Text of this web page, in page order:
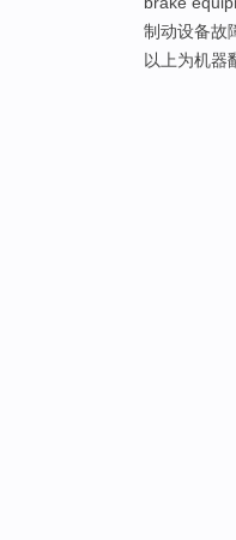
制动设备故
以上为机器